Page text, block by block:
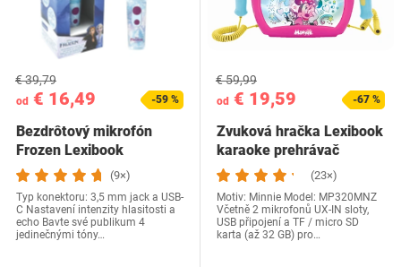
od € 16,49
€ 39,79
-59 %
Bezdrôtový mikrofón
Frozen Lexibook
MIC280FZ
(9×)
Typ konektoru: 3,5 mm jack a USB-
C Nastavení intenzity hlasitosti a
echo Bavte své publikum 4
jedinečnými tóny…
od € 19,59
€ 59,99
-67 %
Zvuková hračka Lexibook
karaoke prehrávač
(23×)
Motiv: Minnie Model: MP320MNZ
Včetně 2 mikrofonů UX-IN sloty,
USB připojení a TF / micro SD
karta (až 32 GB) pro…